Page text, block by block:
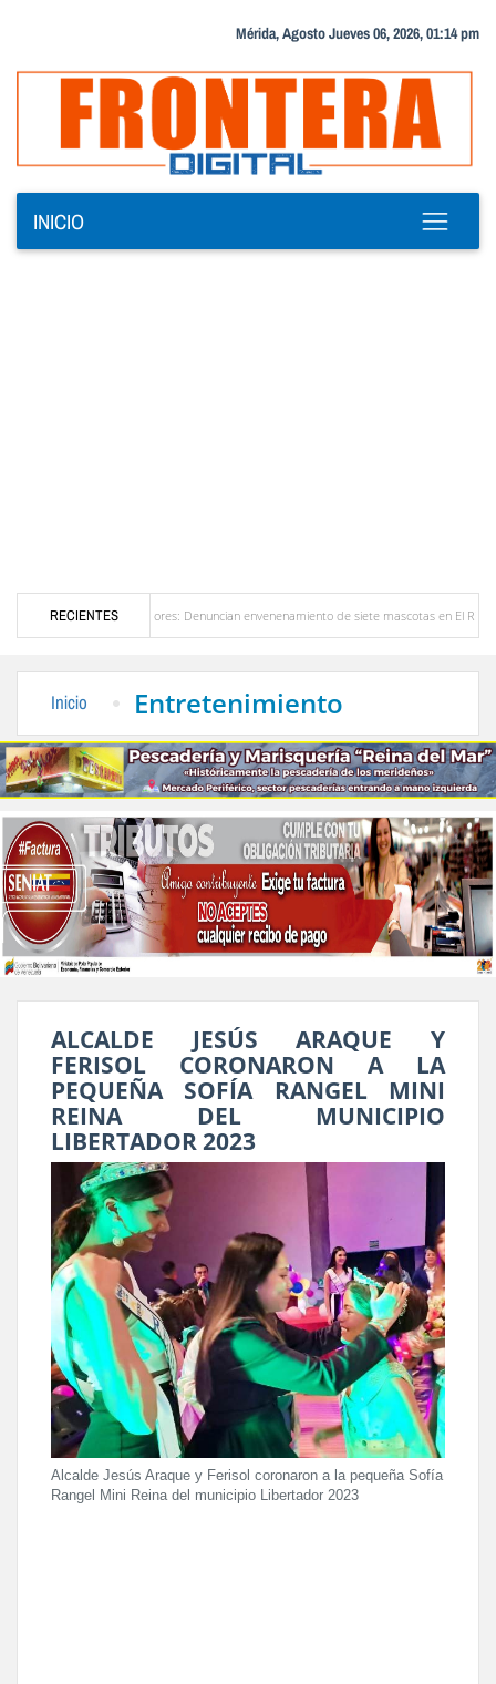
Mérida, Agosto Jueves 06, 2026, 01:14 pm
INICIO
RECIENTES
en Bailadores: Denuncian envenenamiento de siete mascotas en El Rincón de La Laguna
Inicio Entretenimiento
ALCALDE JESÚS ARAQUE Y
FERISOL CORONARON A LA
PEQUEÑA SOFÍA RANGEL MINI
REINA DEL MUNICIPIO
LIBERTADOR 2023
Alcalde Jesús Araque y Ferisol coronaron a la pequeña Sofía
Rangel Mini Reina del municipio Libertador 2023